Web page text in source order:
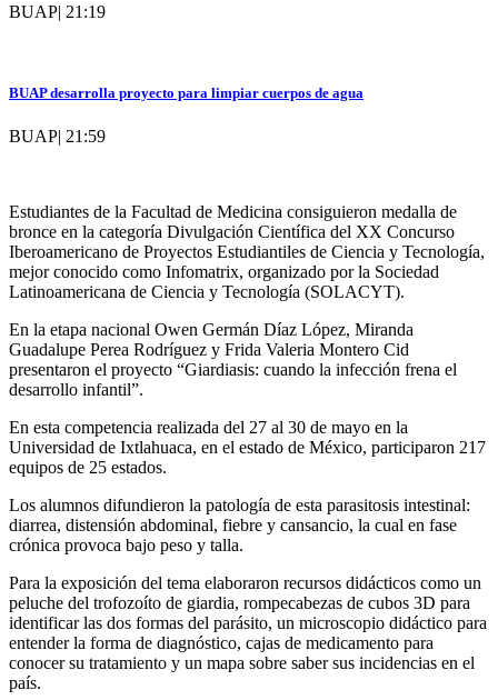
BUAP| 21:19
BUAP desarrolla proyecto para limpiar cuerpos de agua
BUAP| 21:59
Estudiantes de la Facultad de Medicina consiguieron medalla de
bronce en la categoría Divulgación Científica del XX Concurso
Iberoamericano de Proyectos Estudiantiles de Ciencia y Tecnología,
mejor conocido como Infomatrix, organizado por la Sociedad
Latinoamericana de Ciencia y Tecnología (SOLACYT).
En la etapa nacional Owen Germán Díaz López, Miranda
Guadalupe Perea Rodríguez y Frida Valeria Montero Cid
presentaron el proyecto “Giardiasis: cuando la infección frena el
desarrollo infantil”.
En esta competencia realizada del 27 al 30 de mayo en la
Universidad de Ixtlahuaca, en el estado de México, participaron 217
equipos de 25 estados.
Los alumnos difundieron la patología de esta parasitosis intestinal:
diarrea, distensión abdominal, fiebre y cansancio, la cual en fase
crónica provoca bajo peso y talla.
Para la exposición del tema elaboraron recursos didácticos como un
peluche del trofozoíto de giardia, rompecabezas de cubos 3D para
identificar las dos formas del parásito, un microscopio didáctico para
entender la forma de diagnóstico, cajas de medicamento para
conocer su tratamiento y un mapa sobre saber sus incidencias en el
país.